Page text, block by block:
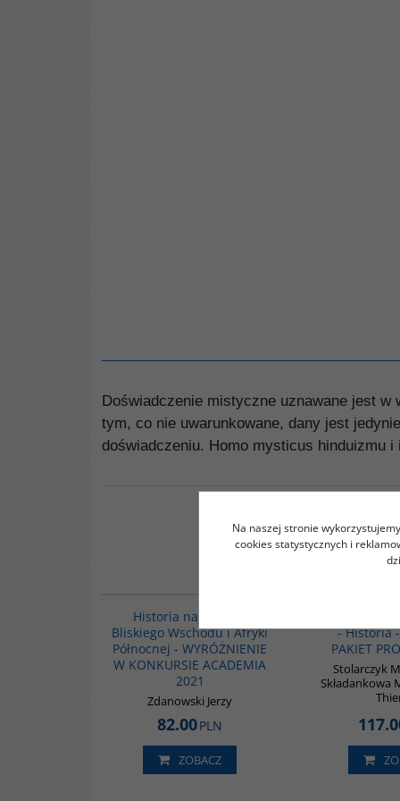
Doświadczenie mistyczne uznawane jest
tym, co nie uwarunkowane, dany jest
doświadczeniu. Homo mysticus hinduizmu
Historia najnowsza
Bliskiego Wschodu i Afryki
Północnej - WYRÓŻNIENIE
W KONKURSIE ACADEMIA
2021
Zdanowski Jerzy
82.00PLN
ZOBACZ
- Historia
PAKIET
Stolarczyk
Składankowa
Na naszej stronie
cookies statystycznych i